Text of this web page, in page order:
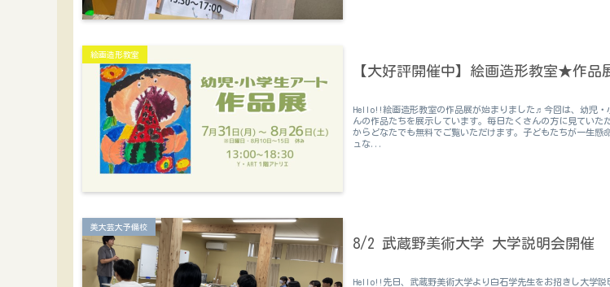
絵画造形教室
【大好評開催中】絵画造形教室★作品
Hello!!絵画造形教室の作品展が始まりました♬今回は、幼児・
んの作品たちを展示しています。毎日たくさんの方に見ていた
からどなたでも無料でご覧いただけます。子どもたちが一生懸
ュな...
美大芸大予備校
8/2 武蔵野美術大学 大学説明会開催
Hello!!先日、武蔵野美術大学より白石学先生をお招きし大学説